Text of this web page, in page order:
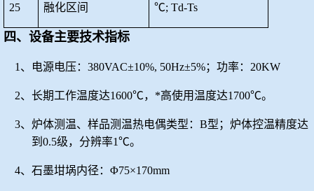
25 融化区间 ℃; Td-Ts
四、设备主要技术指标
1、电源电压：380VAC±10%, 50Hz±5%；功率：20KW
2、长期工作温度达1600℃，*高使用温度达1700℃。
3、炉体测温、样品测温热电偶类型：B型；炉体控温精度达
到0.5级，分辨率1℃。
4、石墨坩埚内径：Φ75×170mm